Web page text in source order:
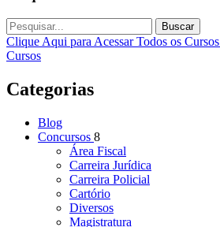
Buscar
Clique Aqui para Acessar Todos os Cursos
Cursos
Categorias
Blog
Concursos 8
Área Fiscal
Carreira Jurídica
Carreira Policial
Cartório
Diversos
Magistratura